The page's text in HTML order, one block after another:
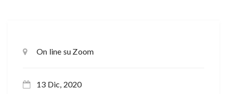
On line su Zoom
13 Dic, 2020